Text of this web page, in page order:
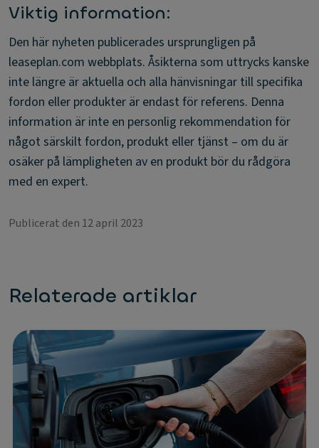
Viktig information:
Den här nyheten publicerades ursprungligen på
leaseplan.com webbplats. Åsikterna som uttrycks kanske
inte längre är aktuella och alla hänvisningar till specifika
fordon eller produkter är endast för referens. Denna
information är inte en personlig rekommendation för
något särskilt fordon, produkt eller tjänst – om du är
osäker på lämpligheten av en produkt bör du rådgöra
med en expert.
Publicerat den 12 april 2023
Relaterade artiklar